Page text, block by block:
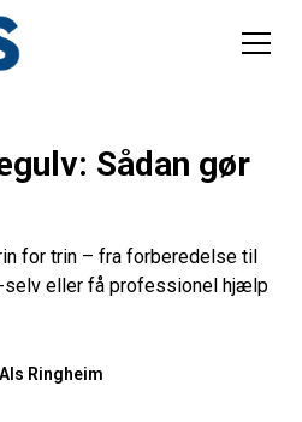
Sådan gør
for trin – fra forberedelse til
selv eller få professionel hjælp
Ringheim